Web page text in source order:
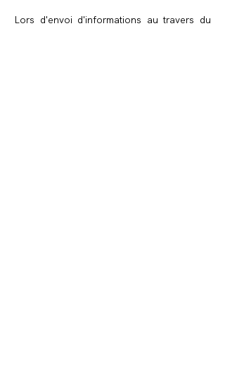
Lors d'envoi d'informations au travers du